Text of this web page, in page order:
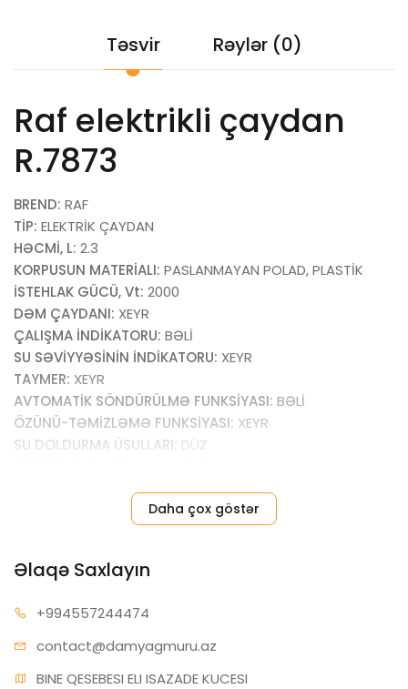
Təsvir Rəylər (0)
Raf elektrikli çaydan
R.7873
BREND: RAF
TİP: ELEKTRİK ÇAYDAN
HƏCMİ, L: 2.3
KORPUSUN MATERİALI: PASLANMAYAN POLAD, PLASTİK
İSTEHLAK GÜCÜ, Vt: 2000
DƏM ÇAYDANI: XEYR
ÇALIŞMA İNDİKATORU: BƏLİ
SU SƏVİYYƏSİNİN İNDİKATORU: XEYR
TAYMER: XEYR
AVTOMATİK SÖNDÜRÜLMƏ FUNKSİYASI: BƏLİ
ÖZÜNÜ-TƏMİZLƏMƏ FUNKSİYASI: XEYR
SU DOLDURMA ÜSULLARI: DÜZ
FIRLANMA İMKANI İLƏ
MAVİ
İSTEHSALÇI ÖLKƏ:ÇİN
Daha çox göstər
Əlaqə Saxlayın
+994557244474
contact@damyagmuru.az
BINE QESEBESI ELI ISAZADE KUCESI